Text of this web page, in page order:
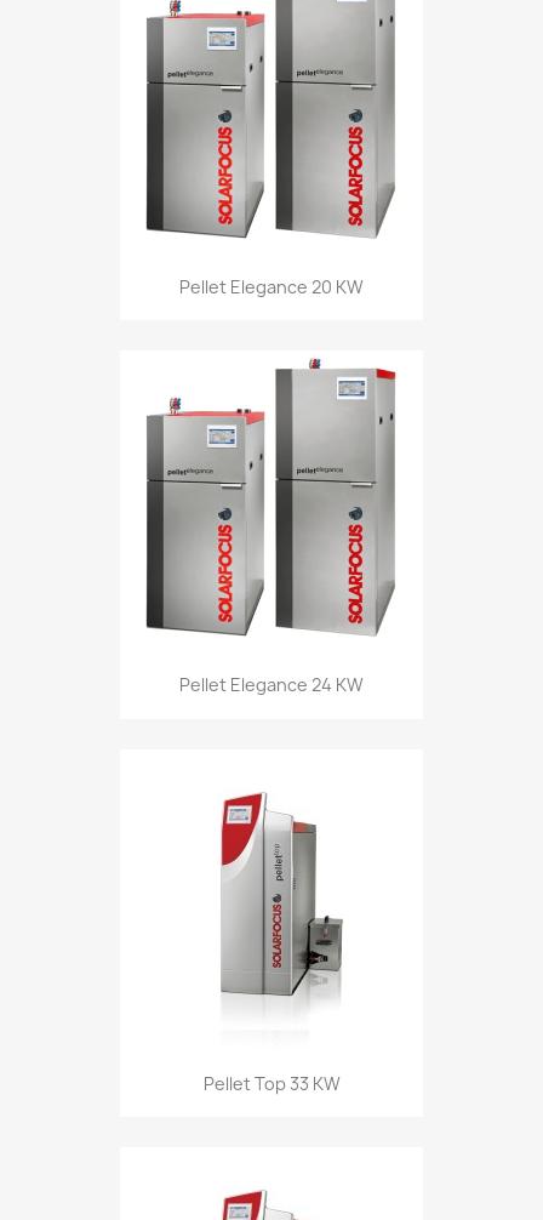
Pellet Elegance 20 KW
Pellet Elegance 24 KW
Pellet Top 33 KW